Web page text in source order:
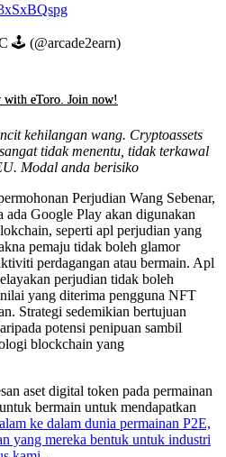
🕹️ (@arcade2earn)
eToro. Join now!
kehilangan wang. Cryptoassets
tidak menentu, tidak terkawal
Modal anda berisiko
Perjudian Wang Sebenar,
ada Google Play akan digunakan
seperti apl perjudian yang
pemaju tidak boleh glamor
perdagangan atau bermain. Apl
perjudian tidak boleh
yang diterima pengguna NFT
Strategi sedemikian bertujuan
potensi penipuan sambil
blockchain yang
aset digital token pada permainan
bermain untuk mendapatkan
ke dalam dunia permainan P2E,
yang mereka bentuk untuk industri